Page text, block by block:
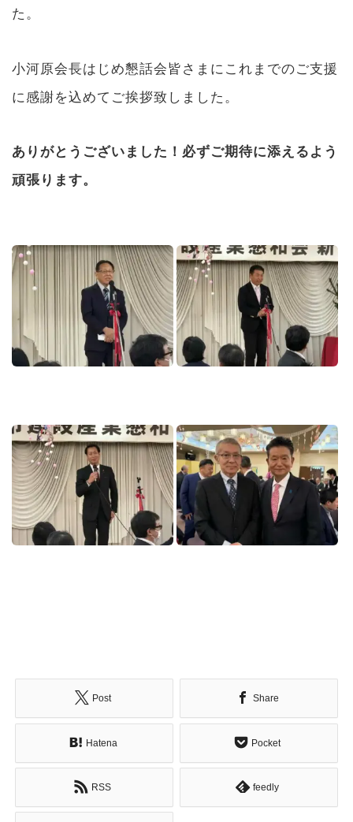
た。
小河原会長はじめ懇話会皆さまにこれまでのご支援
に感謝を込めてご挨拶致しました。
ありがとうございました！必ずご期待に添えるよう
頑張ります。
Post Share
Hatena Pocket
RSS feedly